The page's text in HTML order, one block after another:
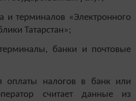
терминалов «Электронного
Татарстан»;
банки и почтовые
оплаты налогов в банк или
считает данные из